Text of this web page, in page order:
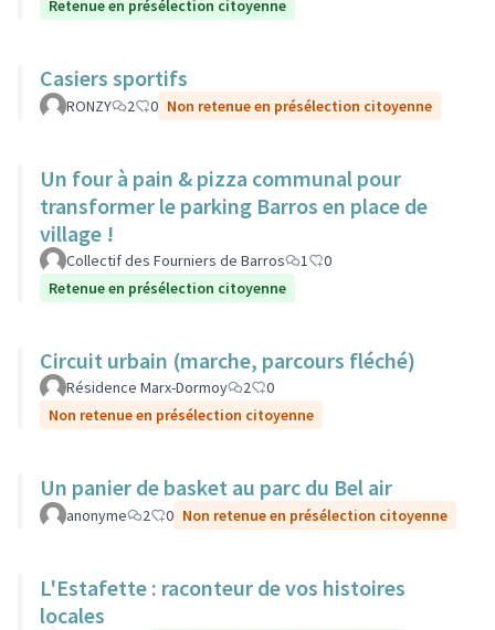
Retenue en présélection citoyenne
Casiers sportifs
RONZY 2 0 Non retenue en présélection citoyenne
Un four à pain & pizza communal pour
transformer le parking Barros en place de
village !
Collectif des Fourniers de Barros 1
0
Retenue en présélection citoyenne
Circuit urbain (marche, parcours fléché)
Résidence Marx-Dormoy 2
0
Non retenue en présélection citoyenne
Un panier de basket au parc du Bel air
anonyme 2 0 Non retenue en présélection citoyenne
L'Estafette : raconteur de vos histoires
locales